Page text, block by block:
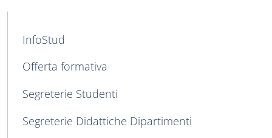
MAIN NAVIGATION
InfoStud
Offerta formativa
Segreterie Studenti
Segreterie Didattiche Dipartimenti